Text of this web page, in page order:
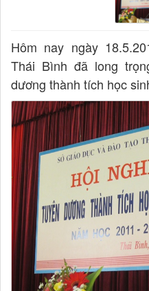
Hôm nay ngày
Thái Bình đã long
dương thành tích học